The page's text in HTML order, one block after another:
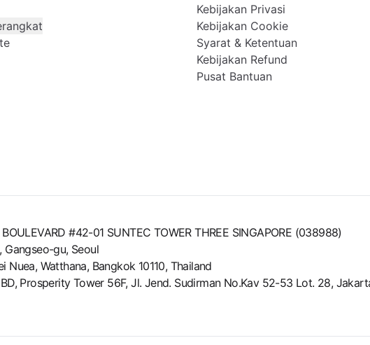
Kebijakan Privasi
Kebijakan Cookie
Syarat & Ketentuan
Kebijakan Refund
Pusat Bantuan
#42-01 SUNTEC TOWER THREE SINGAPORE (038988)
gu, Seoul
Watthana, Bangkok 10110, Thailand
Prosperity Tower 56F, Jl. Jend. Sudirman No.Kav 52-53 Lot. 28,